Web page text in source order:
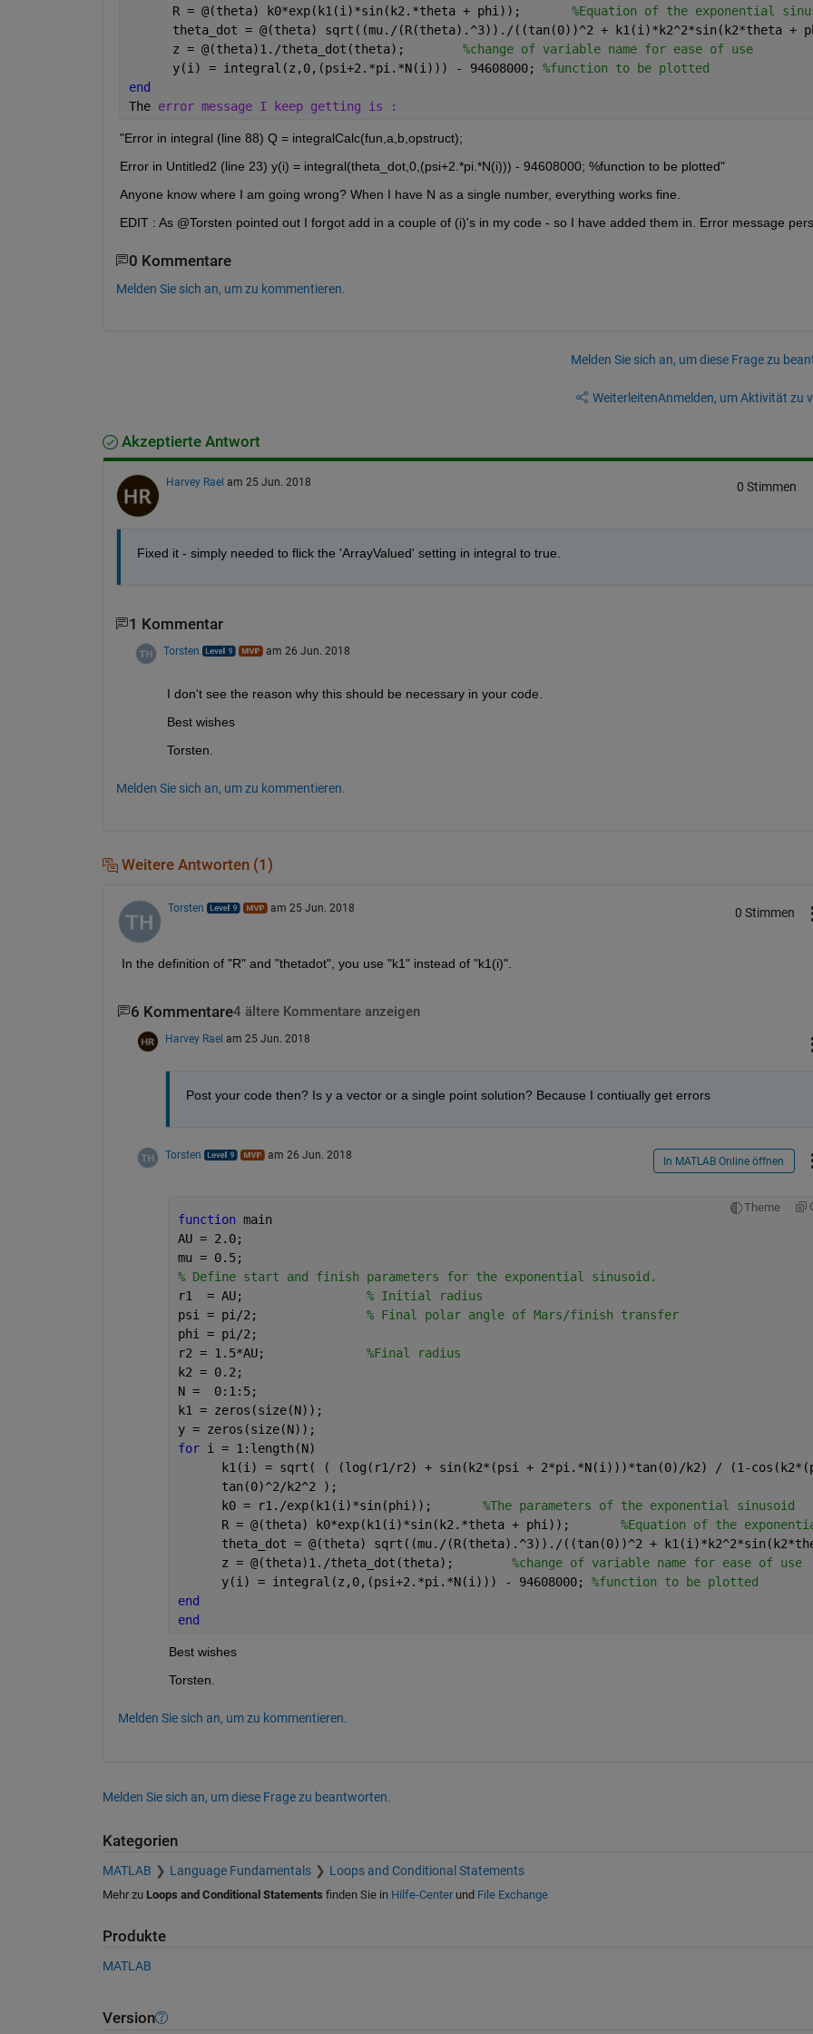
      R = @(theta) k0*exp(k1(i)*sin(k2.*theta + phi));
%Equation of the exponential
theta_dot = @(theta) sqrt((mu./(R(theta).^3))./((tan(0))^2 + k1(i)*k2^2*sin(k2*theta +
      z = @(theta)1./theta_dot(theta);
%change of variable name for ease of use
      y(i) = integral(z,0,(psi+2.*pi.*N(i))) - 94608000;
%function to be plotted
end
The error message I keep getting is :
"Error in integral (line 88) Q = integralCalc(fun,a,b,opstruct);
Error in Untitled2 (line 23) y(i) = integral(theta_dot,0,(psi+2.*pi.*N(i))) - 94608000; %function to be plotted"
Anyone know where I am going wrong? When I have N as a single number, everything works fine.
EDIT : As @Torsten pointed out I forgot add in a couple of (i)'s in my code - so I have added them in. Error message
0 Kommentare
Melden Sie sich an, um zu kommentieren.
Melden Sie sich an, um diese Frage zu
WeiterleitenAnmelden, um Aktivität zu
Akzeptierte Antwort
Harvey Rael am 25 Jun. 2018 0 Stimmen
Fixed it - simply needed to flick the 'ArrayValued' setting in integral to true.
1 Kommentar
Torsten am 26 Jun. 2018
I don't see the reason why this should be necessary in your code.
Best wishes
Torsten.
Melden Sie sich an, um zu kommentieren.
Weitere Antworten (1)
Torsten am 25 Jun. 2018 0 Stimmen
In the definition of "R" and "thetadot", you use "k1" instead of "k1(i)".
6 Kommentare4 ältere Kommentare anzeigen
Harvey Rael am 25 Jun. 2018
Post your code then? Is y a vector or a single point solution? Because I contiually get errors
Torsten am 26 Jun. 2018 In MATLAB Online öffnen
Theme
function main
AU = 2.0;
mu = 0.5;
% Define start and finish parameters for the exponential sinusoid.
r1  = AU; % Initial radius
psi = pi/2; % Final polar angle of Mars/finish transfer
phi = pi/2;
r2 = 1.5*AU; %Final radius
k2 = 0.2;
N =  0:1:5;
k1 = zeros(size(N));
y = zeros(size(N));
for i = 1:length(N)
k1(i) = sqrt( ( (log(r1/r2) + sin(k2*(psi + 2*pi.*N(i)))*tan(0)/k2) / (1-
      tan(0)^2/k2^2 );
      k0 = r1./exp(k1(i)*sin(phi));
%The parameters of the exponential sinusoid
      R = @(theta) k0*exp(k1(i)*sin(k2.*theta + phi));
%Equation of the
theta_dot = @(theta) sqrt((mu./(R(theta).^3))./((tan(0))^2 +
      z = @(theta)1./theta_dot(theta);
%change of variable name for ease of use
      y(i) = integral(z,0,(psi+2.*pi.*N(i))) - 94608000;
%function to be plotted
end
end
Best wishes
Torsten.
Melden Sie sich an, um zu kommentieren.
Melden Sie sich an, um diese Frage zu beantworten.
Kategorien
MATLAB Language Fundamentals Loops and Conditional Statements
Mehr zu Loops and Conditional Statements finden Sie in Hilfe-Centerund File Exchange
Produkte
MATLAB
Version